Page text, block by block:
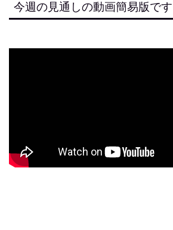
今週の見通しの動画簡易版です